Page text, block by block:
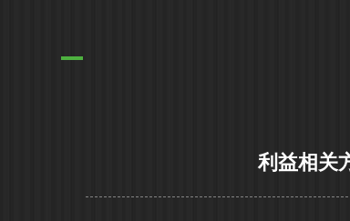
利益相关